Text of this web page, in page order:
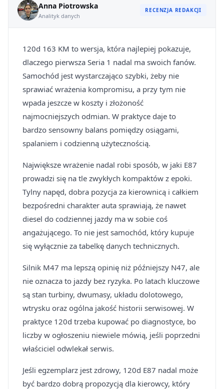
Anna Piotrowska
Analityk danych
RECENZJA REDAKCJI
120d 163 KM to wersja, która najlepiej pokazuje,
dlaczego pierwsza Seria 1 nadal ma swoich fanów.
Samochód jest wystarczająco szybki, żeby nie
sprawiać wrażenia kompromisu, a przy tym nie
wpada jeszcze w koszty i złożoność
najmocniejszych odmian. W praktyce daje to
bardzo sensowny balans pomiędzy osiągami,
spalaniem i codzienną użytecznością.
Największe wrażenie nadal robi sposób, w jaki E87
prowadzi się na tle zwykłych kompaktów z epoki.
Tylny napęd, dobra pozycja za kierownicą i całkiem
bezpośredni charakter auta sprawiają, że nawet
diesel do codziennej jazdy ma w sobie coś
angażującego. To nie jest samochód, który kupuje
się wyłącznie za tabelkę danych technicznych.
Silnik M47 ma lepszą opinię niż późniejszy N47, ale
nie oznacza to jazdy bez ryzyka. Po latach kluczowe
są stan turbiny, dwumasy, układu dolotowego,
wtrysku oraz ogólna jakość historii serwisowej. W
praktyce 120d trzeba kupować po diagnostyce, bo
liczby w ogłoszeniu niewiele mówią, jeśli poprzedni
właściciel odwlekał serwis.
Jeśli egzemplarz jest zdrowy, 120d E87 nadal może
być bardzo dobrą propozycją dla kierowcy, który